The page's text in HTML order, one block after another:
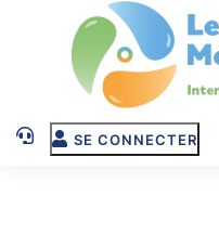
Skip to main content
SE CONNECTER